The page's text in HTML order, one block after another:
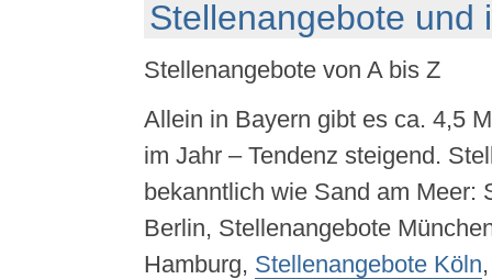
Stellenangebote und
Stellenangebote von A bis Z
Allein in Bayern gibt es ca. 4,5
im Jahr – Tendenz steigend.
bekanntlich wie Sand am Meer:
Berlin, Stellenangebote
Hamburg, Stellenangebote Köln